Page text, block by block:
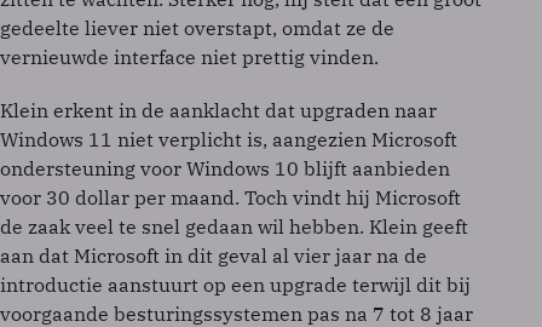
gedeelte liever niet overstapt, omdat ze de
vernieuwde interface niet prettig vinden.
Klein erkent in de aanklacht dat upgraden naar
Windows 11 niet verplicht is, aangezien Microsoft
ondersteuning voor Windows 10 blijft aanbieden
voor 30 dollar per maand. Toch vindt hij Microsoft
de zaak veel te snel gedaan wil hebben. Klein geeft
aan dat Microsoft in dit geval al vier jaar na de
introductie aanstuurt op een upgrade terwijl dit bij
voorgaande besturingssystemen pas na 7 tot 8 jaar